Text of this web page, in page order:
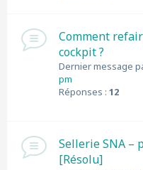
Comment
cockpit ?
Dernier message
pm
Réponses : 12
Sellerie SNA –
[Résolu]